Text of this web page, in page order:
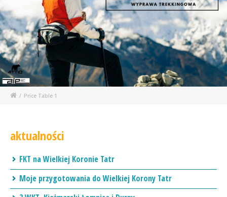
/ Price Table 1
aktualności
FKT na Wielkiej Koronie Tatr
Moje przygotowania do Wielkiej Korony Tatr